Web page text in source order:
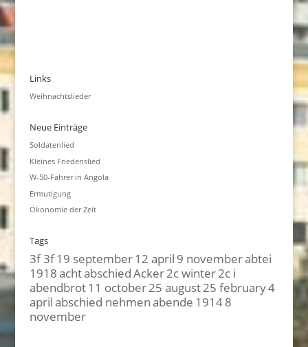
Links
Weihnachtslieder
Neue Einträge
Soldatenlied
Kleines Friedenslied
W-50-Fahrer in Angola
Ermutigung
Ökonomie der Zeit
Tags
3f 3f19 september12 april 9 novemberabtei
1918achtabschiedAcker2c winter2c i
abendbrot11 october25 august25 february4
aprilabschied nehmenabende 19148
november